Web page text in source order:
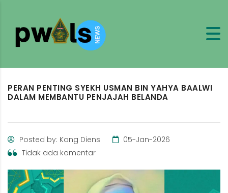
PERAN PENTING SYEKH USMAN BIN YAHYA BAALWI
DALAM MEMBANTU PENJAJAH BELANDA
Posted by: Kang Diens
05-Jan-2026
Tidak ada komentar